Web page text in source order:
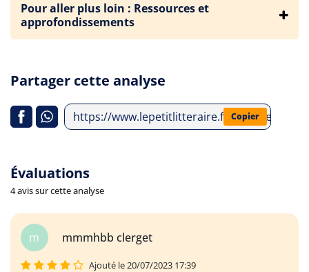
Pour aller plus loin : Ressources et
approfondissements
Partager cette analyse
https://www.lepetitlitteraire.fr/analyses-
Copier
Évaluations
4 avis sur cette analyse
m mmmhbb clerget
Ajouté le 20/07/2023 17:39